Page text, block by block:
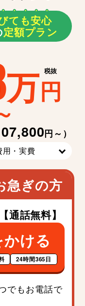
て も安心
定額プラン
万円
税抜
円～）
・実費
急ぎの方
通話無料】
かける
24時間365日
でもお電話で